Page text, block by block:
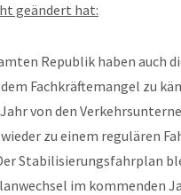
geändert hat:
Republik haben auch
Fachkräftemangel zu
von den
zu einem regulären
Stabilisierungsfahrplan
im kommenden